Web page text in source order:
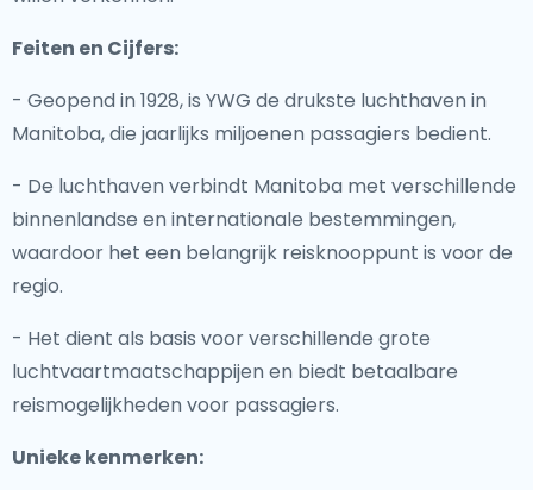
Feiten en Cijfers:
- Geopend in 1928, is YWG de drukste luchthaven in
Manitoba, die jaarlijks miljoenen passagiers bedient.
- De luchthaven verbindt Manitoba met verschillende
binnenlandse en internationale bestemmingen,
waardoor het een belangrijk reisknooppunt is voor de
regio.
- Het dient als basis voor verschillende grote
luchtvaartmaatschappijen en biedt betaalbare
reismogelijkheden voor passagiers.
Unieke kenmerken: